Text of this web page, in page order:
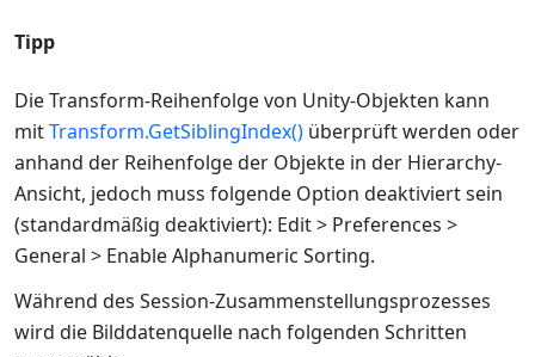
Tipp
Die Transform-Reihenfolge von Unity-Objekten kann
mitTransform.GetSiblingIndex() überprüft werden oder
anhand der Reihenfolge der Objekte in der Hierarchy-
Ansicht, jedoch muss folgende Option deaktiviert sein
(standardmäßig deaktiviert): Edit > Preferences >
General > Enable Alphanumeric Sorting.
Während des Session-Zusammenstellungsprozesses
wird die Bilddatenquelle nach folgenden Schritten